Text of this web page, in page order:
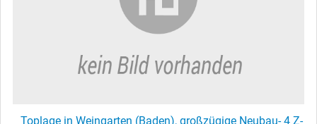
Toplage in Weingarten (Baden), großzügige Neubau- 4 Z-